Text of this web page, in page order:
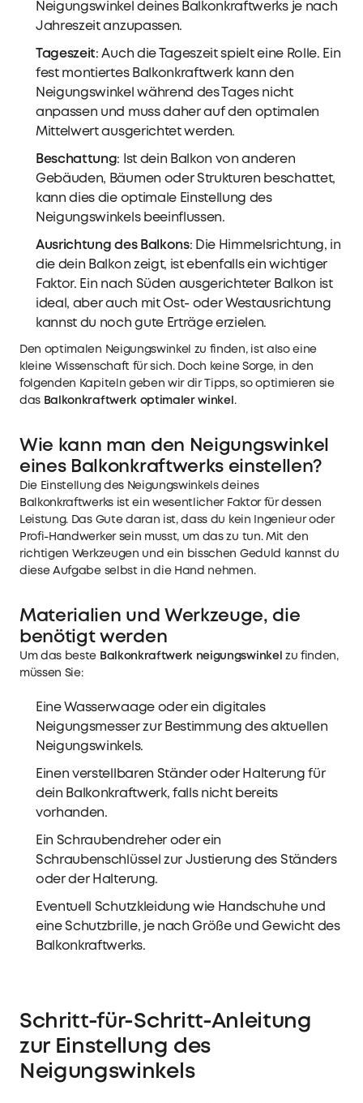
Neigungswinkel deines Balkonkraftwerks je nach
Jahreszeit anzupassen.
Tageszeit: Auch die Tageszeit spielt eine Rolle. Ein
fest montiertes Balkonkraftwerk kann den
Neigungswinkel während des Tages nicht
anpassen und muss daher auf den optimalen
Mittelwert ausgerichtet werden.
Beschattung: Ist dein Balkon von anderen
Gebäuden, Bäumen oder Strukturen beschattet,
kann dies die optimale Einstellung des
Neigungswinkels beeinflussen.
Ausrichtung des Balkons: Die Himmelsrichtung, in
die dein Balkon zeigt, ist ebenfalls ein wichtiger
Faktor. Ein nach Süden ausgerichteter Balkon ist
ideal, aber auch mit Ost- oder Westausrichtung
kannst du noch gute Erträge erzielen.
Den optimalen Neigungswinkel zu finden, ist also eine
kleine Wissenschaft für sich. Doch keine Sorge, in den
folgenden Kapiteln geben wir dir Tipps, so optimieren sie
das Balkonkraftwerk optimaler winkel .
Wie kann man den Neigungswinkel
eines Balkonkraftwerks einstellen?
Die Einstellung des Neigungswinkels deines
Balkonkraftwerks ist ein wesentlicher Faktor für dessen
Leistung. Das Gute daran ist, dass du kein Ingenieur oder
Profi-Handwerker sein musst, um das zu tun. Mit den
richtigen Werkzeugen und ein bisschen Geduld kannst du
diese Aufgabe selbst in die Hand nehmen.
Materialien und Werkzeuge, die
benötigt werden
Um das beste Balkonkraftwerk neigungswinkel zu finden,
müssen Sie:
Eine Wasserwaage oder ein digitales
Neigungsmesser zur Bestimmung des aktuellen
Neigungswinkels.
Einen verstellbaren Ständer oder Halterung für
dein Balkonkraftwerk, falls nicht bereits
vorhanden.
Ein Schraubendreher oder ein
Schraubenschlüssel zur Justierung des Ständers
oder der Halterung.
Eventuell Schutzkleidung wie Handschuhe und
eine Schutzbrille, je nach Größe und Gewicht des
Balkonkraftwerks.
Schritt-für-Schritt-Anleitung
zur Einstellung des
Neigungswinkels